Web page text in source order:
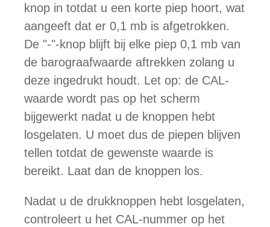
knop in totdat u een korte piep hoort, wat
aangeeft dat er 0,1 mb is afgetrokken.
De "-"-knop blijft bij elke piep 0,1 mb van
de barograafwaarde aftrekken zolang u
deze ingedrukt houdt. Let op: de CAL-
waarde wordt pas op het scherm
bijgewerkt nadat u de knoppen hebt
losgelaten. U moet dus de piepen blijven
tellen totdat de gewenste waarde is
bereikt. Laat dan de knoppen los.
Nadat u de drukknoppen hebt losgelaten,
controleert u het CAL-nummer op het